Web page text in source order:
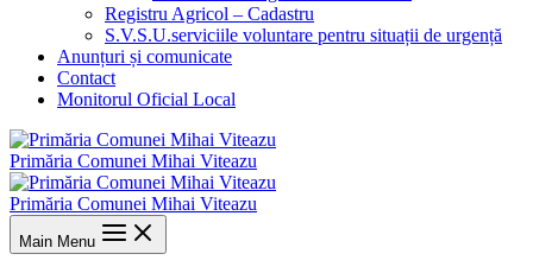
Registru Agricol – Cadastru
S.V.S.U.serviciile voluntare pentru situații de urgență
Anunțuri și comunicate
Contact
Monitorul Oficial Local
Primăria Comunei Mihai Viteazu
Primăria Comunei Mihai Viteazu
Main Menu